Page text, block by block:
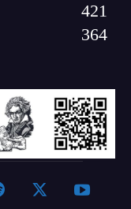
421
364